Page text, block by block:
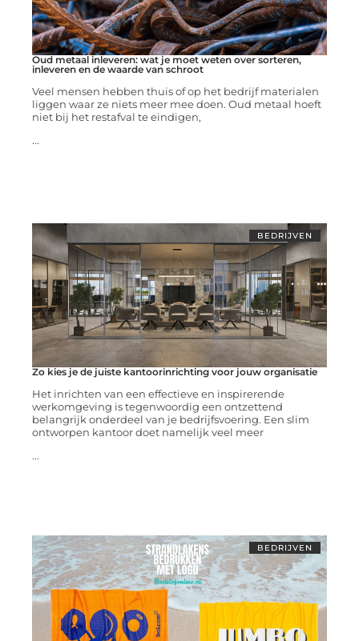
Oud metaal inleveren: wat je moet weten over sorteren,
inleveren en de waarde van schroot
Veel mensen hebben thuis of op het bedrijf materialen
liggen waar ze niets meer mee doen. Oud metaal hoeft
niet bij het restafval te eindigen,
...
BEDRIJVEN
Zo kies je de juiste kantoorinrichting voor jouw organisatie
Het inrichten van een effectieve en inspirerende
werkomgeving is tegenwoordig een ontzettend
belangrijk onderdeel van je bedrijfsvoering. Een slim
ontworpen kantoor doet namelijk veel meer
...
BEDRIJVEN